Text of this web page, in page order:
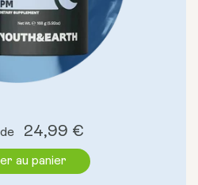
24,99 €
au panier